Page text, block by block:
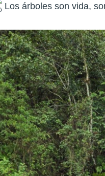
Los árboles son vida,